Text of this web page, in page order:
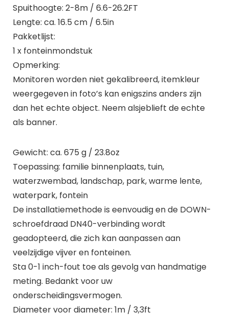
Spuithoogte: 2-8m / 6.6-26.2FT
Lengte: ca. 16.5 cm / 6.5in
Pakketlijst:
1 x fonteinmondstuk
Opmerking:
Monitoren worden niet gekalibreerd, itemkleur
weergegeven in foto’s kan enigszins anders zijn
dan het echte object. Neem alsjeblieft de echte
als banner.
Gewicht: ca. 675 g / 23.8oz
Toepassing: familie binnenplaats, tuin,
waterzwembad, landschap, park, warme lente,
waterpark, fontein
De installatiemethode is eenvoudig en de DOWN-
schroefdraad DN40-verbinding wordt
geadopteerd, die zich kan aanpassen aan
veelzijdige vijver en fonteinen.
Sta 0-1 inch-fout toe als gevolg van handmatige
meting. Bedankt voor uw
onderscheidingsvermogen.
Diameter voor diameter: 1m / 3,3ft